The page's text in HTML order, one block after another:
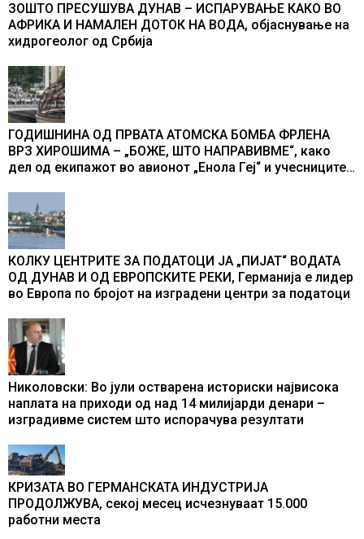
ЗОШТО ПРЕСУШУВА ДУНАВ – ИСПАРУВАЊЕ КАКО ВО
АФРИКА И НАМАЛЕН ДОТОК НА ВОДА, објаснување на
хидрогеолог од Србија
ГОДИШНИНА ОД ПРВАТА АТОМСКА БОМБА ФРЛЕНА
ВРЗ ХИРОШИМА – „БОЖЕ, ШТО НАПРАВИВМЕ“, како
дел од екипажот во авионот „Енола Геј“ и учесниците
промени текот на историјата
КОЛКУ ЦЕНТРИТЕ ЗА ПОДАТОЦИ ЈА „ПИЈАТ“ ВОДАТА
ОД ДУНАВ И ОД ЕВРОПСКИТЕ РЕКИ, Германија е лидер
во Европа по бројот на изградени центри за податоци
Николовски: Во јули остварена историски највисока
наплата на приходи од над 14 милијарди денари –
изградивме систем што испорачува резултати
КРИЗАТА ВО ГЕРМАНСКАТА ИНДУСТРИЈА
ПРОДОЛЖУВА, секој месец исчезнуваат 15.000
работни места